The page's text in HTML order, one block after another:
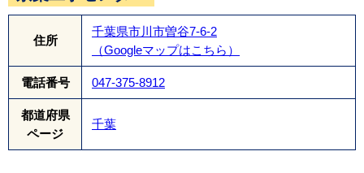
住所
千葉県市川市曽谷7-6-2
（Googleマップはこちら）
電話番号 047-375-8912
都道府県
ページ
千葉